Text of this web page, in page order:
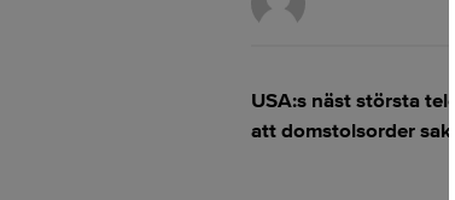
USA:s näst största
att domstolsorder